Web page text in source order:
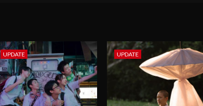
UPDATE UPDATE